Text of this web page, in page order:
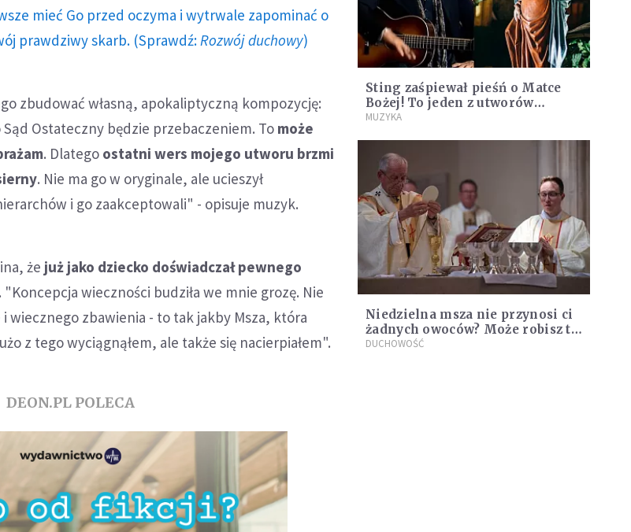
mieć Go przed oczyma i wytrwale zapominać o
prawdziwy skarb. (Sprawdź: Rozwój duchowy)
zbudować własną, apokaliptyczną kompozycję:
Ostateczny będzie przebaczeniem. To może
. Dlatego ostatni wers mojego utworu brzmi
. Nie ma go w oryginale, ale ucieszył
i go zaakceptowali" - opisuje muzyk.
że już jako dziecko doświadczał pewnego
. "Koncepcja wieczności budziła we mnie grozę. Nie
wiecznego zbawienia - to tak jakby Msza, która
z tego wyciągnąłem, ale także się nacierpiałem".
DEON.PL POLECA
Sting zaśpiewał pieśń o Matce
Bożej! To jeden z utworów
wyjątkowej świątecznej płyty
MUZYKA
Niedzielna msza nie przynosi ci
żadnych owoców? Może robisz to
źle
DUCHOWOŚĆ